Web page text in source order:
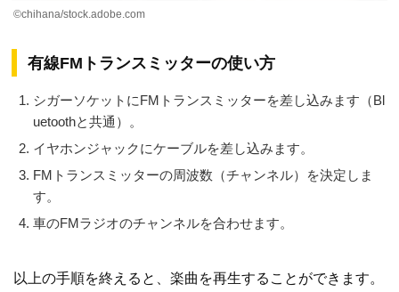
©chihana/stock.adobe.com
有線FMトランスミッターの使い方
シガーソケットにFMトランスミッターを差し込みます（Bl
uetoothと共通）。
イヤホンジャックにケーブルを差し込みます。
FMトランスミッターの周波数（チャンネル）を決定しま
す。
車のFMラジオのチャンネルを合わせます。
以上の手順を終えると、楽曲を再生することができます。